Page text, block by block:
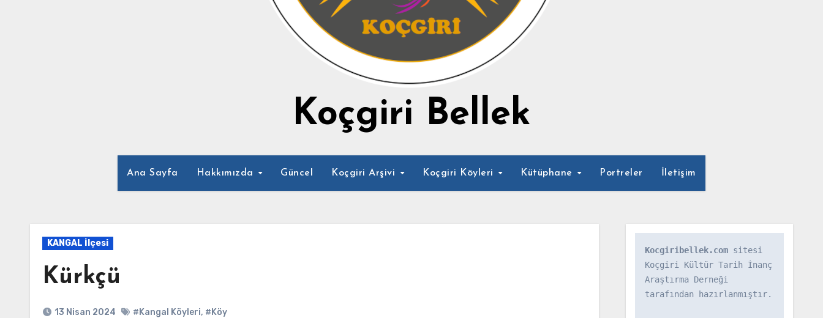
Koçgiri Bellek
Ana Sayfa Hakkımızda Güncel Koçgiri Arşivi Koçgiri Köyleri Kütüphane Portreler İletişim
KANGAL İlçesi
Kürkçü
13 Nisan 2024 #Kangal Köyleri, #Köy
Kocgiribellek.com sitesi
Koçgiri Kültür Tarih İnanç
Araştırma Derneği
tarafından hazırlanmıştır.